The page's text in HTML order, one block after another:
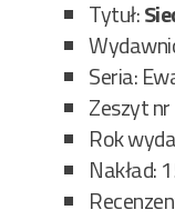
Tytuł:
Seria:
Zeszyt
Rok
Nakład: